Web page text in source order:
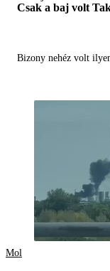
Csak a baj volt
Bizony nehéz volt
Mol